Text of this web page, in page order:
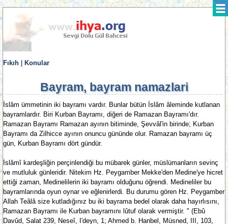
Fıkıh Konular
Bayram, bayram namazlari
İslâm ümmetinin iki bayramı vardır. Bunlar bütün İslâm âleminde kutlanan
bayramlardır. Biri Kurban Bayramı, diğeri de Ramazan Bayramı'dır.
Ramazan Bayramı Ramazan ayının bitiminde, Şevvâl'in birinde; Kurban
Bayramı da Zilhicce ayının onuncu gününde olur. Ramazan bayramı üç
gün, Kurban Bayramı dört gündür.
İslâmî kardeşliğin perçinlendiği bu mübarek günler, müslümanların sevinç
ve mutluluk günleridir. Nitekim Hz. Peygamber Mekke'den Medine'ye hicret
ettiği zaman, Medinelilerin iki bayramı olduğunu öğrendi. Medineliler bu
bayramlarında oyun oynar ve eğlenirlerdi. Bu durumu gören Hz. Peygamber
Allah Teâlâ size kutladığınız bu iki bayrama bedel olarak daha hayırlısını,
Ramazan Bayramı ile Kurban bayramını lûtuf olarak vermiştir. " (Ebû
Davûd, Salat 239, Neseî, I'deyn, 1; Ahmed b. Hanbel, Müsned, III, 103,